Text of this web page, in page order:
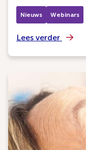
Nieuws Webinars
Lees verder